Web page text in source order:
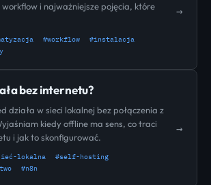
i najważniejsze pojęcia, które
#workflow
#instalacja
→
bez internetu?
działa w sieci lokalnej bez połączenia z
kiedy offline ma sens, co traci
i jak to skonfigurować.
lokalna
#self-hosting
#n8n
→